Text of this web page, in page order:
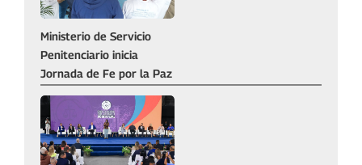
‎Ministerio de Servicio
Penitenciario inicia
Jornada de Fe por la Paz